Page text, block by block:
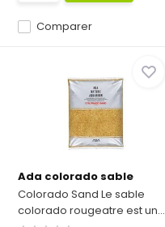
Comparer
Ada colorado sable
Colorado Sand Le sable
colorado rougeatre est un...